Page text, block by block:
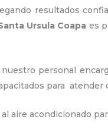
resultados
Ursula Coapa es
personal
para atender
aire acondicionado